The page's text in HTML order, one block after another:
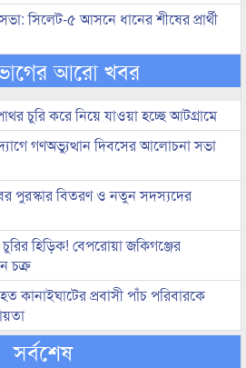
সিলেট-৫ আসনে ধানের শীষের প্রার্থী
আরো খবর
চুরি করে নিয়ে যাওয়া হচ্ছে আটগ্রামে
গণঅভ্যুত্থান দিবসের আলোচনা সভা
পুরস্কার বিতরণ ও নতুন সদস্যদের
হিড়িক! বেপরোয়া জকিগঞ্জের
চক্র
কানাইঘাটের প্রবাসী পাঁচ পরিবারকে
সর্বশেষ